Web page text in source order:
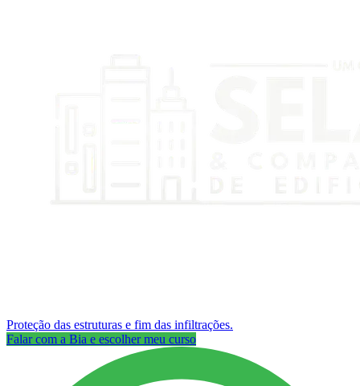
Proteção das estruturas e fim das infiltrações.
Falar com a Bia e escolher meu curso